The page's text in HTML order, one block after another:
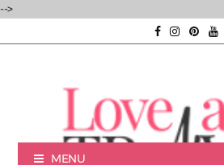
-->
MENU